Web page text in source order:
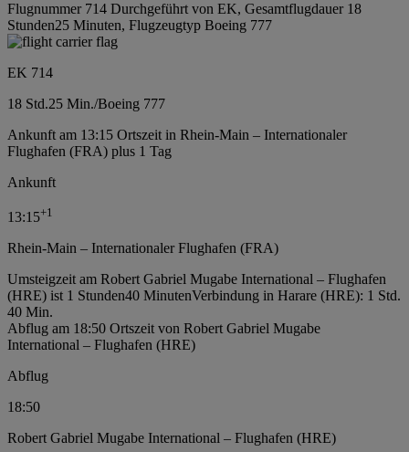
Flugnummer 714 Durchgeführt von EK, Gesamtflugdauer 18
Stunden25 Minuten, Flugzeugtyp Boeing 777
EK 714
18 Std.25 Min./Boeing 777
Ankunft am 13:15 Ortszeit in Rhein-Main – Internationaler
Flughafen (FRA) plus 1 Tag
Ankunft
13:15+1
Rhein-Main – Internationaler Flughafen (FRA)
Umsteigzeit am Robert Gabriel Mugabe International – Flughafen
(HRE) ist 1 Stunden40 MinutenVerbindung in Harare (HRE): 1 Std.
40 Min.
Abflug am 18:50 Ortszeit von Robert Gabriel Mugabe
International – Flughafen (HRE)
Abflug
18:50
Robert Gabriel Mugabe International – Flughafen (HRE)